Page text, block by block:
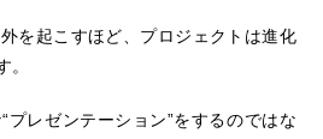
を起こすほど、プロジェクトは進化
。
プレゼンテーション”をするのではな